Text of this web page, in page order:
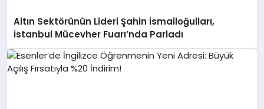
Altın Sektörünün Lideri Şahin İsmailoğulları,
İstanbul Mücevher Fuarı’nda Parladı ￼